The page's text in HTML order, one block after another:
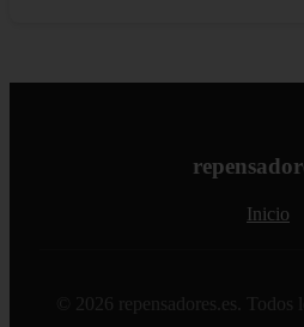
Inicio
© 2026 repensadores.es. Todos